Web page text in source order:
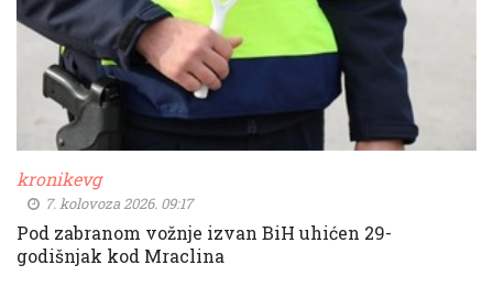
kronikevg
7. kolovoza 2026. 09:17
Pod zabranom vožnje izvan BiH uhićen 29-
godišnjak kod Mraclina